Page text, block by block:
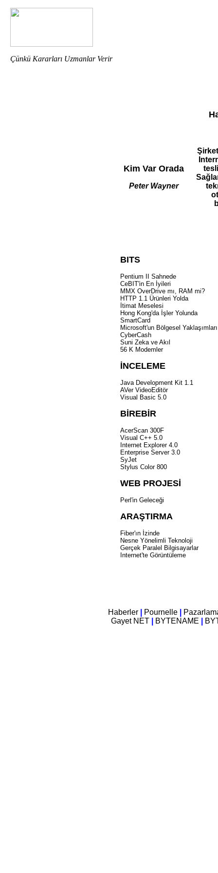
Çünkü Kararları Uzmanlar Verir
Kim Var Orada
Peter Wayner
BITS
Pentium II Sahnede
CeBIT'in En İyileri
MMX OverDrive mı, RAM mi?
HTTP 1.1 Ürünleri Yolda
İtimat Meselesi
Hong Kong'da İşler Yolunda
SmartCard
Microsoft'un Bölgesel Yaklaşımları
CyberCash
Suni Zeka ve Akıl
56 K Modemler
İNCELEME
Java Development Kit 1.1
AVer VideoEditör
Visual Basic 5.0
BİREBİR
AcerScan 300F
Visual C++ 5.0
Internet Explorer 4.0
Enterprise Server 3.0
SyJet
Stylus Color 800
WEB PROJESİ
Perl'in Geleceği
ARAŞTIRMA
Fiber'ın İzinde
Nesne Yönelimli Teknoloji
Gerçek Paralel Bilgisayarlar
Internet'te Görüntüleme
Haberler Pournelle
Gayet NET
BYTENAME